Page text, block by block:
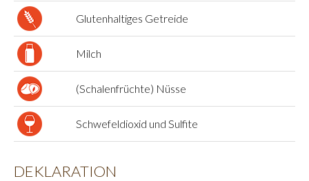
Glutenhaltiges Getreide
Milch
(Schalenfrüchte) Nüsse
Schwefeldioxid und Sulfite
DEKLARATION